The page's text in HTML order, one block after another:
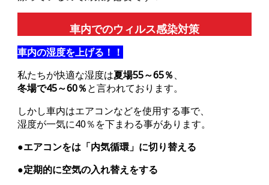
車内でのウィルス感染対策
車内の湿度を上げる！！
私たちが快適な湿度は夏場55～65％、
冬場で45～60％と言われております。
しかし車内はエアコンなどを使用する事で、
湿度が一気に40％を下まわる事があります。
●エアコンをは「内気循環」に切り替える
●定期的に空気の入れ替えをする